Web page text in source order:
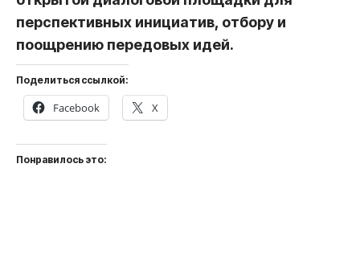
перспективных инициатив, отбору и
поощрению передовых идей.
Поделиться ссылкой:
Facebook X
Понравилось это: